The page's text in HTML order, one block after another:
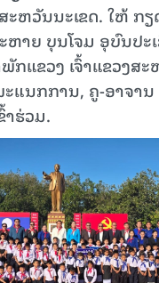
ຫວັນນະເຂດ. ໃຫ້ ກຽ
າຍ ບຸນໂຈມ ອຸບົນປະ
ກແຂວງ ເຈົ້າແຂວງສ
ແນກການ, ຄູ-ອາຈາ
າຮ່ວມ.